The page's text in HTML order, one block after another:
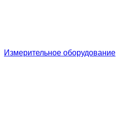
Измерительное оборудование